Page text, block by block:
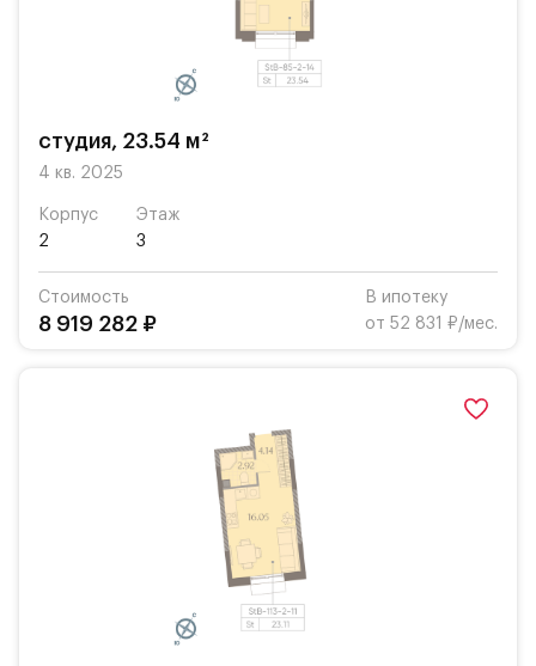
студия, 23.54 м²
4 кв. 2025
Корпус
2
Этаж
3
Стоимость
8 919 282 ₽
В ипотеку
от 52 831 ₽/мес.